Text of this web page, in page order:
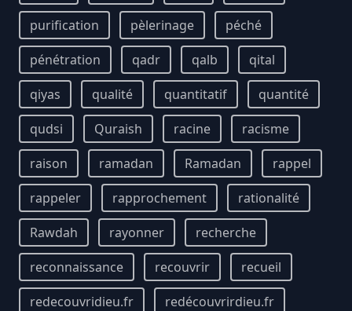
purification
pèlerinage
péché
pénétration
qadr qalb
qital
qiyas
qualité quantitatif
quantité
qudsi
Quraish racine
racisme
raison
ramadan Ramadan
rappel
rappeler
rapprochement
rationalité
Rawdah
rayonner
recherche
reconnaissance
recouvrir
recueil
redecouvridieu.fr
redécouvrirdieu.fr